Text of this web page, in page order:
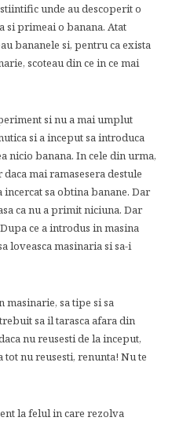
unde au descoperit o
si primeai o banana. Atat
bananele si, pentru ca exista
scoteau din ce in ce mai
si nu a mai umplut
si a inceput sa introduca
nicio banana. In cele din urma,
mai ramasesera destule
sa obtina banane. Dar
ca nu a primit niciuna. Dar
ce a introdus in masina
loveasca masinaria si sa-i
masinarie, sa tipe si sa
sa il tarasca afara din
nu reusesti de la inceput,
tot nu reusesti, renunta! Nu te
la felul in care rezolva